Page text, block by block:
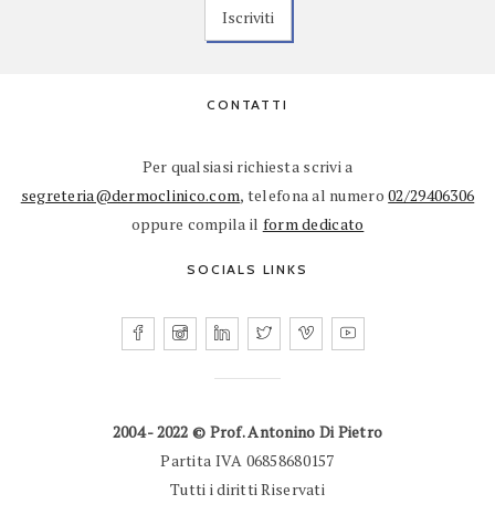
CONTATTI
Per qualsiasi richiesta scrivi a
segreteria@dermoclinico.com, telefona al numero02/29406306
oppure compila il form dedicato
SOCIALS LINKS
2004 - 2022 © Prof. Antonino Di Pietro
Partita IVA 06858680157
Tutti i diritti Riservati